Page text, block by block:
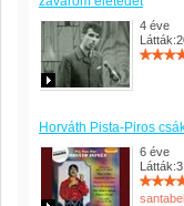
4 éve
Horváth Pista-Piros
6 éve